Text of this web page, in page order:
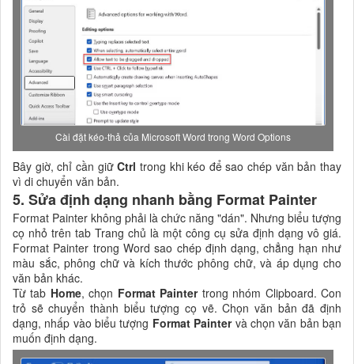
Cài đặt kéo-thả của Microsoft Word trong Word Options
Bây giờ, chỉ cần giữCtrl trong khi kéo để sao chép văn bản thay
vì di chuyển văn bản.
5. Sửa định dạng nhanh bằng Format Painter
Format Painter không phải là chức năng "dán". Nhưng biểu tượng
cọ nhỏ trên tab Trang chủ là một công cụ sửa định dạng vô giá.
Format Painter trong Word sao chép định dạng, chẳng hạn như
màu sắc, phông chữ và kích thước phông chữ, và áp dụng cho
văn bản khác.
Từ tab Home, chọn Format Paintertrong nhóm Clipboard. Con
trỏ sẽ chuyển thành biểu tượng cọ vẽ. Chọn văn bản đã định
dạng, nhấp vào biểu tượng Format Paintervà chọn văn bản bạn
muốn định dạng.